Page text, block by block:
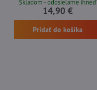
Skladom - odosielame ihneď
14,90 €
Pridať do košíka